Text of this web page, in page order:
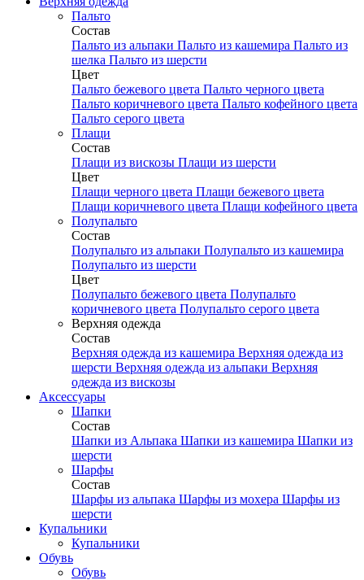
Пальто
Состав
Пальто из альпаки Пальто из кашемира Пальто из
шелка Пальто из шерсти
Цвет
Пальто бежевого цвета Пальто черного цвета
Пальто коричневого цвета Пальто кофейного цвета
Пальто серого цвета
Плащи
Состав
Плащи из вискозы Плащи из шерсти
Цвет
Плащи черного цвета Плащи бежевого цвета
Плащи коричневого цвета Плащи кофейного цвета
Полупальто
Состав
Полупальто из альпаки Полупальто из кашемира
Полупальто из шерсти
Цвет
Полупальто бежевого цвета Полупальто
коричневого цвета Полупальто серого цвета
Верхняя одежда
Состав
Верхняя одежда из кашемира Верхняя одежда из
шерсти Верхняя одежда из альпаки Верхняя
одежда из вискозы
Аксесcуары
Шапки
Состав
Шапки из Альпака Шапки из кашемира Шапки из
шерсти
Шарфы
Состав
Шарфы из альпака Шарфы из мохера Шарфы из
шерсти
Купальники
Купальники
Обувь
Обувь